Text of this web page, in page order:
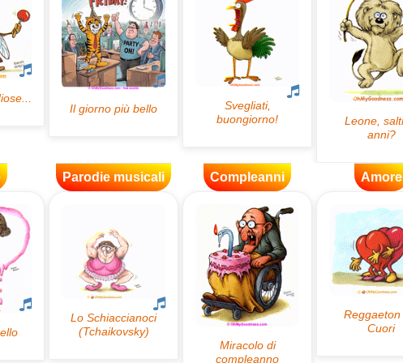
Parodie musicali Compleanni Amore